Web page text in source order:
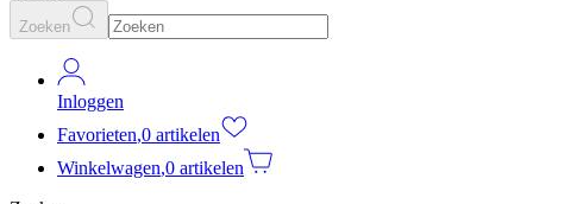
Zoeken
Inloggen
Favorieten,0 artikelen
Winkelwagen,0 artikelen